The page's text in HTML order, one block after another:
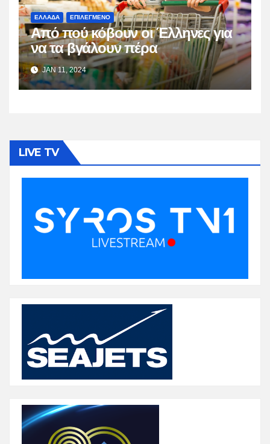
ΕΛΛΑΔΑ ΕΠΙΛΕΓΜΕΝΟ
Από πού κόβουν οι Έλληνες για
να τα βγάλουν πέρα
JAN 11, 2024
LIVE TV